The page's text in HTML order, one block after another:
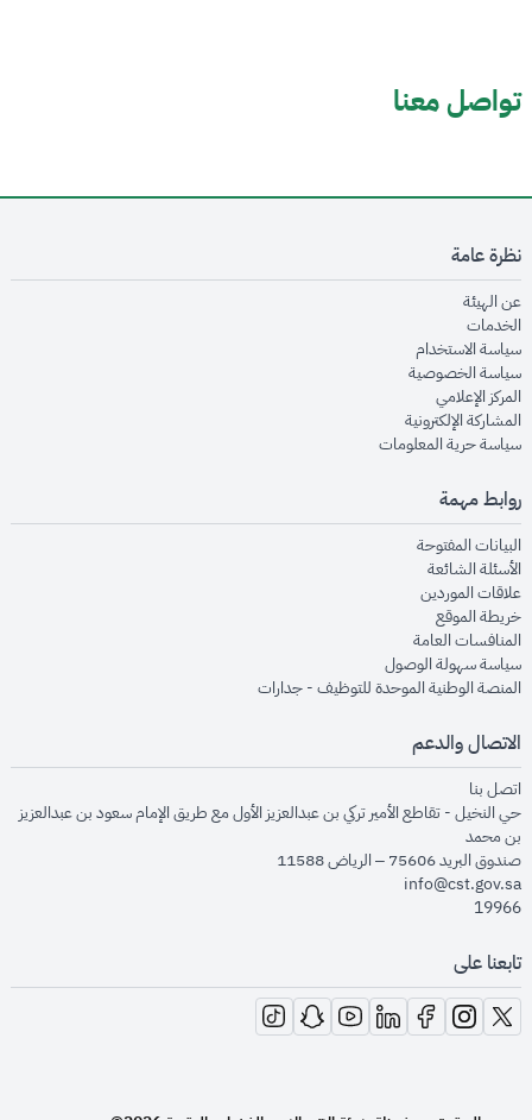
تواصل معنا
نظرة عامة
عن الهيئةopens in new window
الخدماتopens in new window
سياسة الاستخدام
سياسة الخصوصيةopens in new window
المركز الإعلاميopens in new window
المشاركة الإلكترونيةopens in new window
سياسة حرية المعلوماتopens in new window
روابط مهمة
البيانات المفتوحةopens in new window
الأسئلة الشائعةopens in new window
علاقات الموردينopens in new window
خريطة الموقعopens in new window
المنافسات العامةopens in new window
سياسة سهولة الوصولopens in new window
المنصة الوطنية الموحدة للتوظيف - جداراتopens in new window
الاتصال والدعم
اتصل بنا
حي النخيل - تقاطع الأمير تركي بن عبدالعزيز الأول مع طريق الإمام سعود بن عبدالعزيز
بن محمد
صندوق البريد 75606 – الرياض 11588
info@cst.gov.sa
19966
تابعنا على
opens in new window
opens in new window
opens in new window
opens in new window
opens in new window
opens in new window
opens in new window